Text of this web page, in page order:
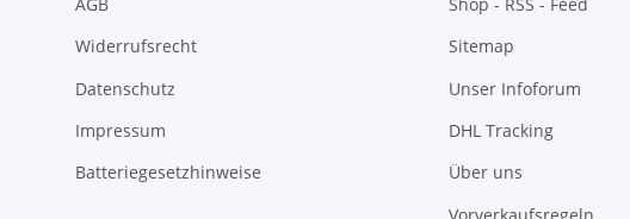
Widerrufsrecht
Datenschutz
Impressum
Batteriegesetzhinweise
Sitemap
Unser Infoforum
DHL Tracking
Über uns
Vorverkaufsregeln